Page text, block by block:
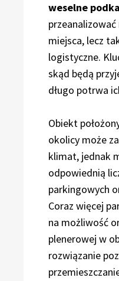
weselne
miejsca, lecz
logistyczne.
skąd będą
długo potrwa
Obiekt
okolicy może
klimat, jednak
odpowiednią
parkingowych
Coraz więcej
na możliwość
plenerowej w
rozwiązanie